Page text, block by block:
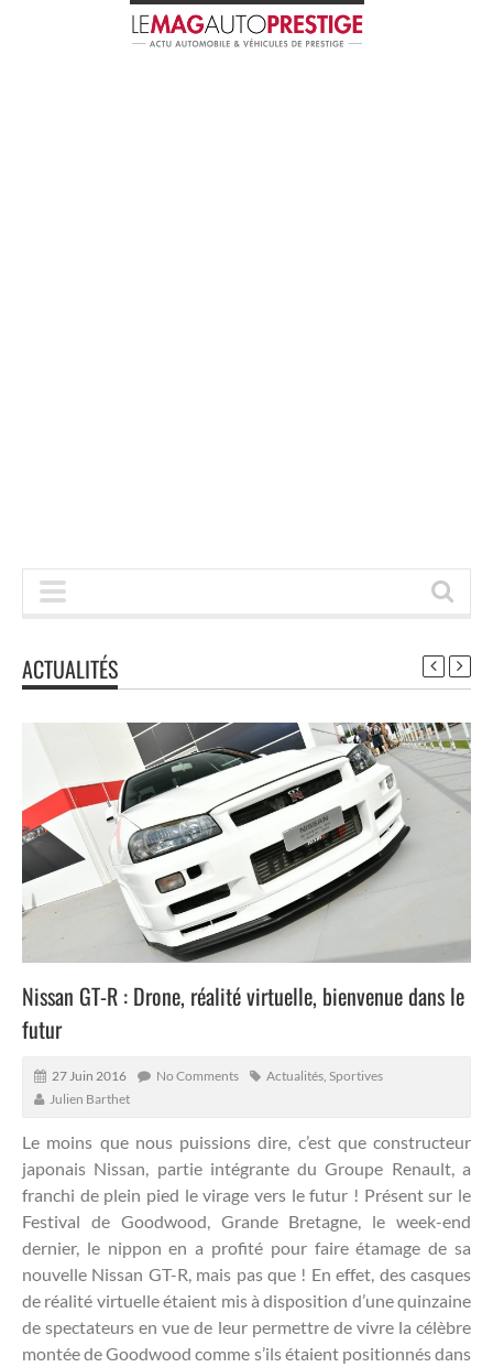
ACTUALITÉS
Nissan GT-R : Drone, réalité virtuelle, bienvenue dans le
futur
27 Juin 2016 No Comments Actualités Sportives
Julien Barthet
Le moins que nous puissions dire, c’est que constructeur
japonais Nissan, partie intégrante du Groupe Renault, a
franchi de plein pied le virage vers le futur ! Présent sur le
Festival de Goodwood, Grande Bretagne, le week-end
dernier, le nippon en a profité pour faire étamage de sa
nouvelle Nissan GT-R, mais pas que ! En effet, des casques
de réalité virtuelle étaient mis à disposition d’une quinzaine
de spectateurs en vue de leur permettre de vivre la célèbre
montée de Goodwood comme s’ils étaient positionnés dans